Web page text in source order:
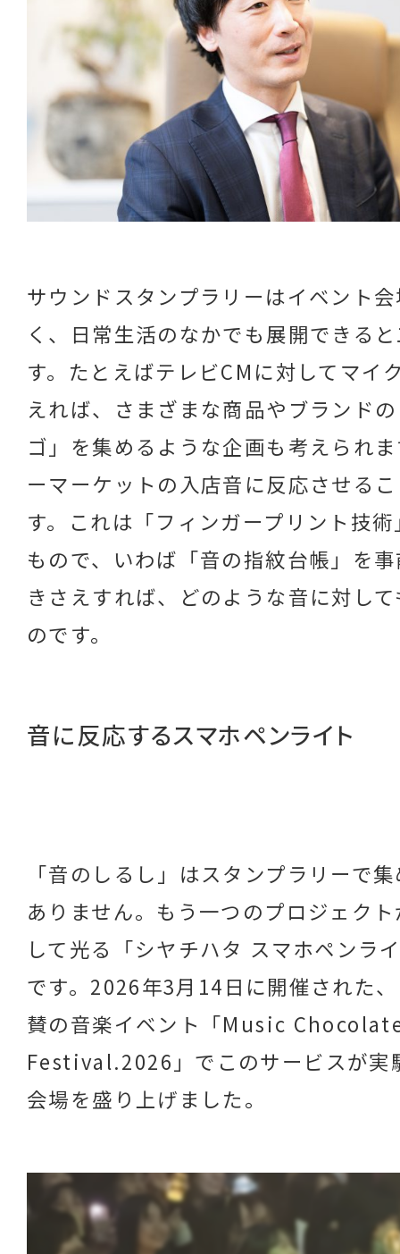
サウンドスタンプラリーはイベント
く、日常生活のなかでも展開できる
す。たとえばテレビCMに対してマイ
えれば、さまざまな商品やブランド
ゴ」を集めるような企画も考えられ
ーマーケットの入店音に反応させる
す。これは「フィンガープリント技
もので、いわば「音の指紋台帳」を
きさえすれば、どのような音に対し
のです。
音に反応するスマホペンライト
「音のしるし」はスタンプラリーで
ありません。もう一つのプロジェク
して光る「シヤチハタ スマホペンラ
です。2026年3月14日に開催された
賛の音楽イベント「Music
Festival.2026」でこのサービスが実
会場を盛り上げました。